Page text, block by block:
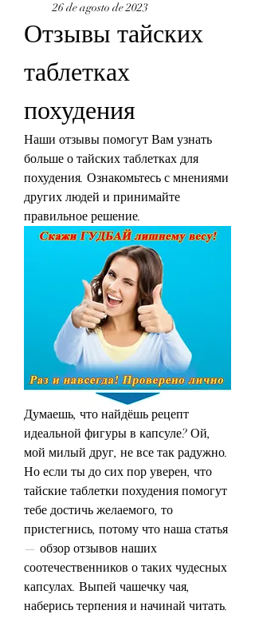
26 de agosto de 2023
Отзывы тайских
таблетках
похудения
Наши отзывы помогут Вам узнать
больше о тайских таблетках для
похудения. Ознакомьтесь с мнениями
других людей и принимайте
правильное решение.
Думаешь, что найдёшь рецепт
идеальной фигуры в капсуле? Ой,
мой милый друг, не все так радужно.
Но если ты до сих пор уверен, что
тайские таблетки похудения помогут
тебе достичь желаемого, то
пристегнись, потому что наша статья
— обзор отзывов наших
соотечественников о таких чудесных
капсулах. Выпей чашечку чая,
наберись терпения и начинай читать.